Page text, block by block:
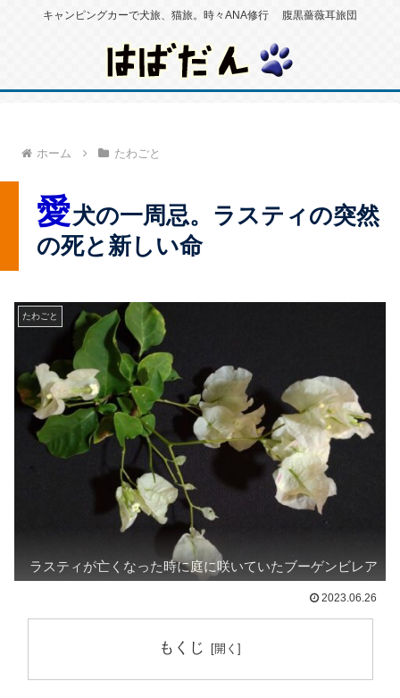
キャンピングカーで犬旅、猫旅。時々ANA修行 腹黒薔薇耳旅団
ホーム たわごと
愛犬の一周忌。ラスティの突然
の死と新しい命
たわごと
ラスティが亡くなった時に庭に咲いていたブーゲンビレア
2023.06.26
もくじ